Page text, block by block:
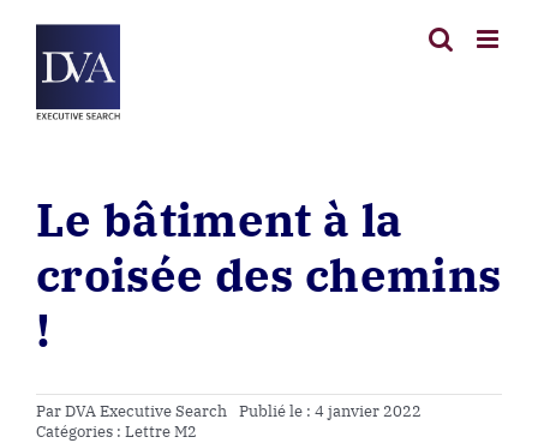
contenu
Le bâtiment à la
croisée des chemins
!
ParDVA Executive Search Publié le : 4 janvier 2022
Catégories : Lettre M2